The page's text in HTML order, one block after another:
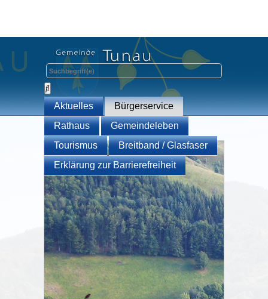
Aktuelles
Bürgerservice
Rathaus
Gemeindeleben
Tourismus
Breitband / Glasfaser
Erklärung zur Barrierefreiheit